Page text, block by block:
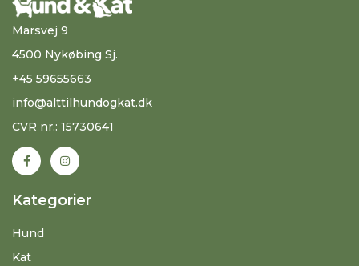
Marsvej 9
4500 Nykøbing Sj.
+45 59655663
info@alttilhundogkat.dk
CVR nr.: 15730641
Kategorier
Hund
Kat